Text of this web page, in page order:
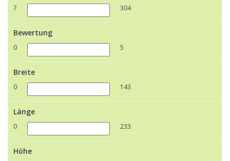
7 304
Bewertung
0 5
Breite
0 143
Länge
0 233
Höhe